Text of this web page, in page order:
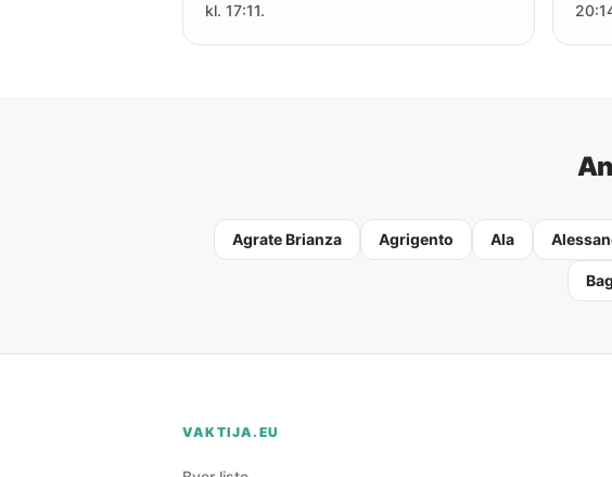
kl. 17:11.
Agrate Brianza Agrigento Ala
VAKTIJA.EU